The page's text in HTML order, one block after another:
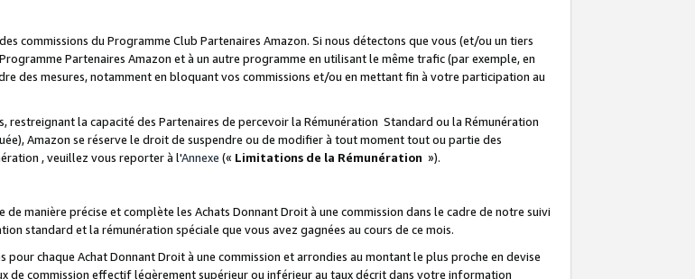
commissions du Programme Club Partenaires Amazon. Si nous détectons que vous (et/ou un tiers
Partenaires Amazon et à un autre programme en utilisant le même trafic (par exemple, en
des mesures, notamment en bloquant vos commissions et/ou en mettant fin à votre participation au
restreignant la capacité des Partenaires de percevoir la Rémunération Standard ou la Rémunération
Amazon se réserve le droit de suspendre ou de modifier à tout moment tout ou partie des
, veuillez vous reporter à l'Annexe (« Limitations de la Rémunération »).
manière précise et complète les Achats Donnant Droit à une commission dans le cadre de notre suivi
standard et la rémunération spéciale que vous avez gagnées au cours de ce mois.
chaque Achat Donnant Droit à une commission et arrondies au montant le plus proche en devise
de commission effectif légèrement supérieur ou inférieur au taux décrit dans votre information